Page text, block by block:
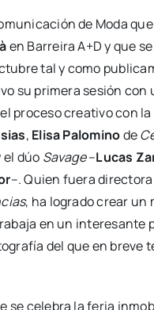
de Moda
en Barrei­ra A+D y que
tal y como
su pri­me­ra sesión con
pro­ce­so crea­ti­vo con
, Eli­sa Palo­minode
dúo Sava­ge–Lucas
–. Quien fue­ra direc­to­ra
, ha logra­do crear un
en un intere­san­te
del que en bre­ve
se cele­bra la feria